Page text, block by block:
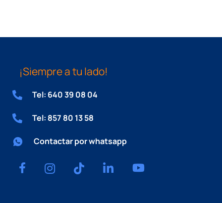
¡Siempre a tu lado!
Tel: 640 39 08 04
Tel: 857 80 13 58
Contactar por whatsapp